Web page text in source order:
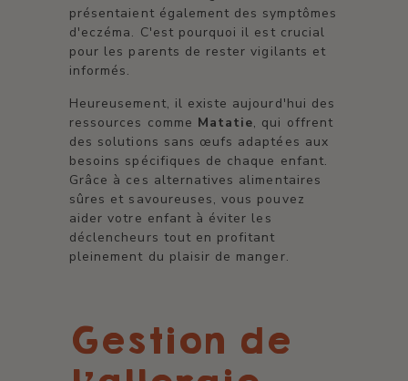
présentaient également des symptômes
d'eczéma. C'est pourquoi il est crucial
pour les parents de rester vigilants et
informés.
Heureusement, il existe aujourd'hui des
ressources comme Matatie, qui offrent
des solutions sans œufs adaptées aux
besoins spécifiques de chaque enfant.
Grâce à ces alternatives alimentaires
sûres et savoureuses, vous pouvez
aider votre enfant à éviter les
déclencheurs tout en profitant
pleinement du plaisir de manger.
Gestion de